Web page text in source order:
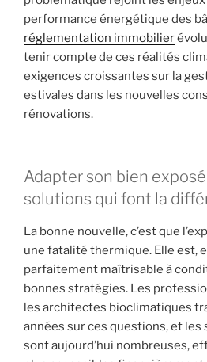
performance énergétique des
réglementation immobilier
tenir compte de ces réalités
exigences croissantes sur la
estivales dans les nouvelles
rénovations.
Adapter son bien exposé
solutions qui font la
La bonne nouvelle, c’est que
une fatalité thermique. Elle est,
parfaitement maîtrisable à
bonnes stratégies. Les
les architectes bioclimatiques
années sur ces questions, et
sont aujourd’hui nombreuses,